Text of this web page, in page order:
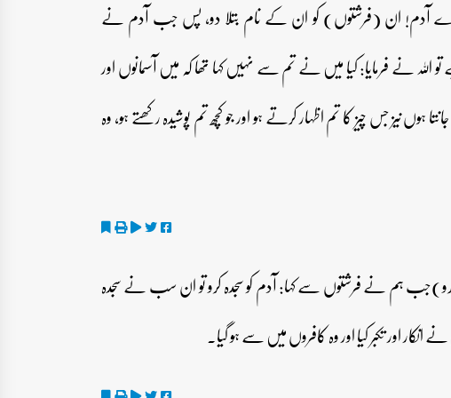
اے آدم! ان (فرشتوں) کو ان کے نام بتلا دو، پس جب آدم نے
نے فرمایا: کیا میں نے تم سے نہیں کہا تھا کہ میں آسمانوں اور
ہوں نیز جس چیز کا تم اظہار کرتے ہو اور جو کچھ تم پوشیدہ رکھتے ہو، وہ
ہم نے فرشتوں سے کہا: آدم کو سجدہ کرو تو ان سب نے سجدہ
اور تکبر کیا اور وہ کافروں میں سے ہو گیا۔